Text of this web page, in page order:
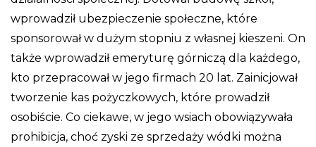
wprowadził ubezpieczenie społeczne, które
sponsorował w dużym stopniu z własnej kieszeni. On
także wprowadził emeryturę górniczą dla każdego,
kto przepracował w jego firmach 20 lat. Zainicjował
tworzenie kas pożyczkowych, które prowadził
osobiście. Co ciekawe, w jego wsiach obowiązywała
prohibicja, choć zyski ze sprzedaży wódki można